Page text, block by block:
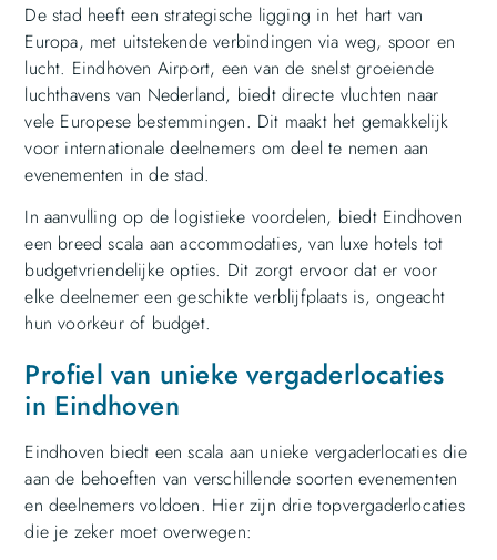
De stad heeft een strategische ligging in het hart van
Europa, met uitstekende verbindingen via weg, spoor en
lucht. Eindhoven Airport, een van de snelst groeiende
luchthavens van Nederland, biedt directe vluchten naar
vele Europese bestemmingen. Dit maakt het gemakkelijk
voor internationale deelnemers om deel te nemen aan
evenementen in de stad.
In aanvulling op de logistieke voordelen, biedt Eindhoven
een breed scala aan accommodaties, van luxe hotels tot
budgetvriendelijke opties. Dit zorgt ervoor dat er voor
elke deelnemer een geschikte verblijfplaats is, ongeacht
hun voorkeur of budget.
Profiel van unieke vergaderlocaties
in Eindhoven
Eindhoven biedt een scala aan unieke vergaderlocaties die
aan de behoeften van verschillende soorten evenementen
en deelnemers voldoen. Hier zijn drie topvergaderlocaties
die je zeker moet overwegen: